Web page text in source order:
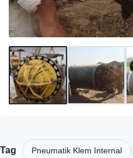
Tag Pneumatik Klem Internal